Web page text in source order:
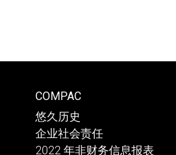
COMPAC
悠久历史
企业社会责任
2022 年非财务信息报表